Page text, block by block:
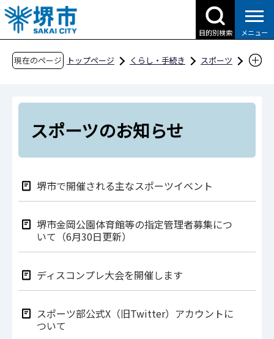
こ
の
ペ
目的別検索 メニュー
現在のページ トップページ くらし・手続き
スポーツ
スポーツのお知らせ
堺市で開催される主なスポーツイベント
堺市金岡公園体育館等の指定管理者募集につ
いて（6月30日更新）
ディスコンプレ大会を開催します
スポーツ部公式X（旧Twitter）アカウントに
ついて